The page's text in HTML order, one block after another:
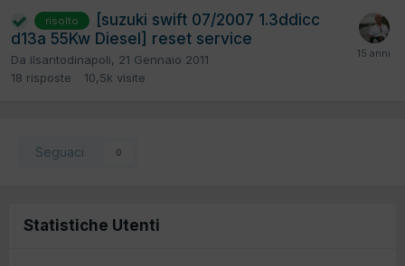
risolto
[suzuki swift 07/2007 1.3ddicc
d13a 55Kw Diesel] reset service
Da ilsantodinapoli, 21 Gennaio 2011
18 risposte 10,5k visite
Seguaci 0
Statistiche Utenti